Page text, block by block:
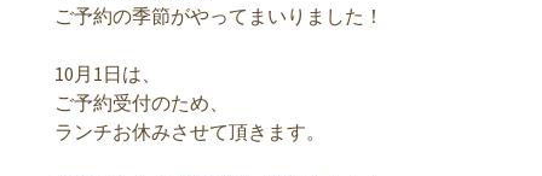
ご予約の季節がやってまいりました！
10月1日は、
ご予約受付のため、
ランチお休みさせて頂きます。